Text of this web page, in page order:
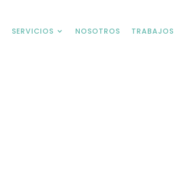
SERVICIOS NOSOTROS TRABAJOS